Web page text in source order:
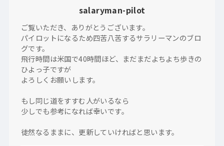
salaryman-pilot
ご覧いただき、ありがとうございます。
パイロットになるため四苦八苦するサラリーマンのブロ
グです。
飛行時間は米国で40時間ほど、まだまだよちよち歩きの
ひよっ子ですが
よろしくお願いします。
もし同じ道をすすむ人がいるなら
少しでも参考になれば幸いです。
徒然なるままに、更新していければと思います。